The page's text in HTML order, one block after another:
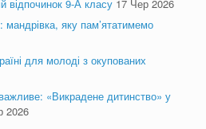
відпочинок 9-А класу 17 Чер 2026
яку пам’ятатимемо
для молоді з окупованих
«Викрадене дитинство» у
2026